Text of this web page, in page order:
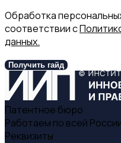
Обработка
соответствии с
данных.
Получить гайд
Патентное бюро
Работаем по всей
Реквизиты